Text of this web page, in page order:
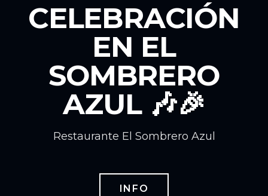
CELEBRACIÓN
EN EL
SOMBRERO
AZUL 🎶🎉
Restaurante El Sombrero Azul
INFO